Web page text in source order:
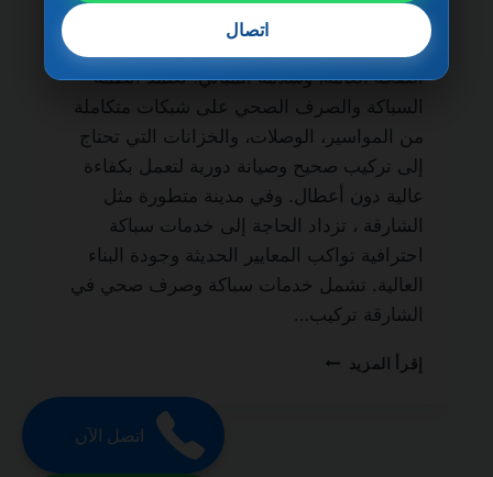
غنى عنها في أي منزل أو مبنى سكني أو تجاري،
نظرًا لدورها المباشر في الحفاظ على النظافة،
الصحة العامة، وسلامة المباني. تعتمد أنظمة
السباكة والصرف الصحي على شبكات متكاملة
من المواسير، الوصلات، والخزانات التي تحتاج
إلى تركيب صحيح وصيانة دورية لتعمل بكفاءة
عالية دون أعطال. وفي مدينة متطورة مثل
الشارقة ، تزداد الحاجة إلى خدمات سباكة
احترافية تواكب المعايير الحديثة وجودة البناء
العالية. تشمل خدمات سباكة وصرف صحي في
الشارقة تركيب…
إقرأ المزيد سباكة
اتصل الآن
اتصال